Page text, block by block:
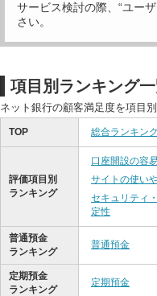
サービス検討の際、“ユー
さい。
項目別ランキング
ネット銀行の顧客満足度を項目
TOP 総合ランキン
評価項目別
ランキング
口座開設の容
サイトの使い
セキュリティ
定性
普通預金
ランキング
普通預金
定期預金
ランキング
定期預金